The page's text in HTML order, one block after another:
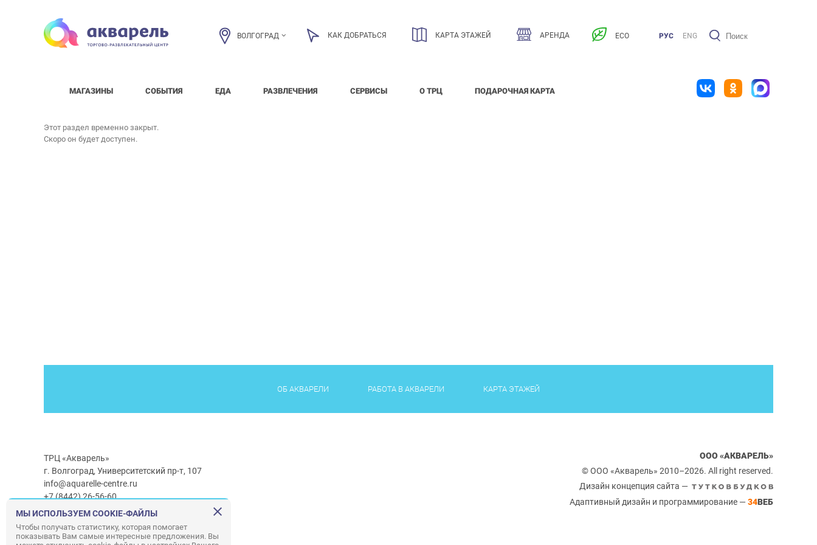
ВОЛГОГРАД КАК ДОБРАТЬСЯ КАРТА ЭТАЖЕЙ АРЕНДА ECO РУС ENG
МАГАЗИНЫ СОБЫТИЯ ЕДА РАЗВЛЕЧЕНИЯ СЕРВИСЫ О ТРЦ ПОДАРОЧНАЯ КАРТА
Этот раздел временно закрыт.
Скоро он будет доступен.
ОБ АКВАРЕЛИ РАБОТА В АКВАРЕЛИ КАРТА ЭТАЖЕЙ
ТРЦ «Акварель»
г. Волгоград, Университетский пр-т, 107
info@aquarelle-centre.ru
+7 (8442) 26-56-60
Часы работы ТРЦ: с 10:00 до 22:00
Часы работы г/м Ашан:с 08:00 до 23:00
ООО «АКВАРЕЛЬ»
© ООО «Акварель» 2010–2026. All right reserved.
Дизайн концепция сайта —
Адаптивный дизайн и программирование — 34ВЕБ
МЫ ИСПОЛЬЗУЕМ COOKIE-ФАЙЛЫ
Чтобы получать статистику, которая помогает
показывать Вам самые интересные предложения. Вы